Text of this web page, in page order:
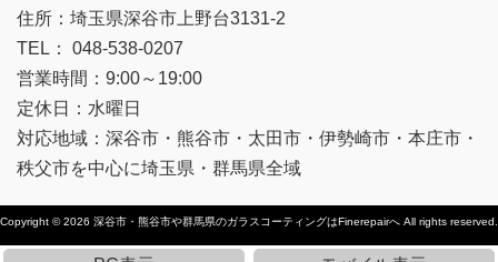
住所：埼玉県深谷市上野台3131-2
TEL： 048-538-0207
営業時間：9:00～19:00
定休日：水曜日
対応地域：深谷市・熊谷市・太田市・伊勢崎市・本庄市・
秩父市を中心に埼玉県・群馬県全域
Copyright © 2026 深谷市・熊谷市や群馬県のガラスコーティングはFinerepairへ All rights reserved.